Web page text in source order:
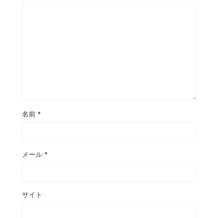
名前 *
メール *
サイト